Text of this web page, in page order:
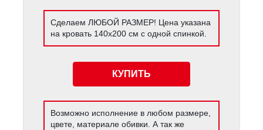
Сделаем ЛЮБОЙ РАЗМЕР! Цена указана
на кровать 140х200 см с одной спинкой.
КУПИТЬ
Возможно исполнение в любом размере,
цвете, материале обивки. А так же